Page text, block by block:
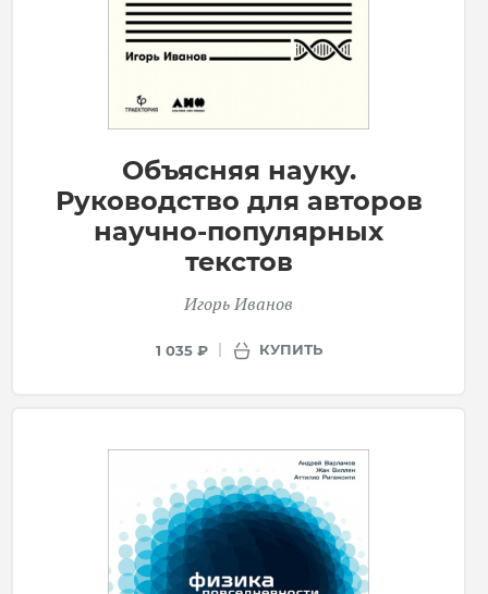
Объясняя науку.
Руководство для авторов
научно-популярных
текстов
Игорь Иванов
1 035 ₽ КУПИТЬ